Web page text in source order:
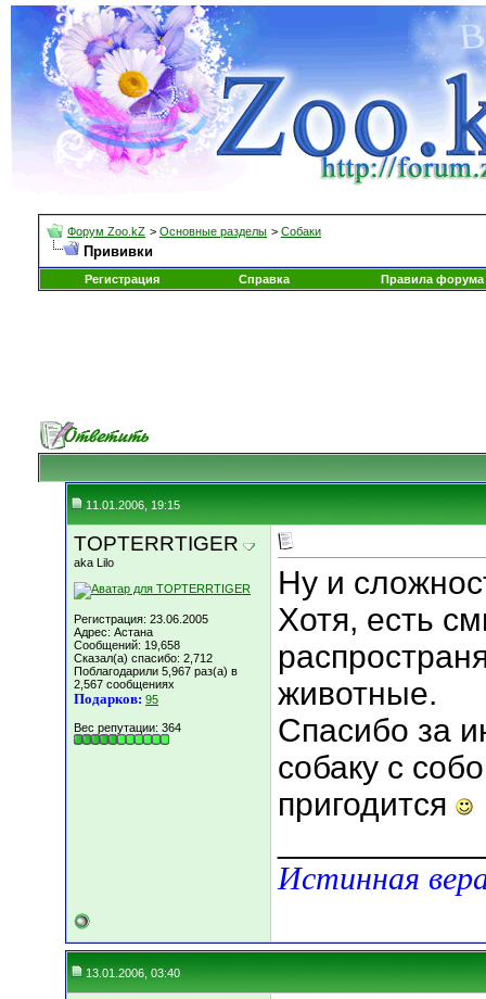
Форум Zoo.kZ > Основные разделы > Собаки
Прививки
Регистрация Справка Правила форума
11.01.2006, 19:15
TOPTERRTIGER
aka Lilo
Регистрация: 23.06.2005
Адрес: Астана
Сообщений: 19,658
Сказал(а) спасибо: 2,712
Поблагодарили 5,967 раз(а) в
2,567 сообщениях
Подарков: 95
Вес репутации: 364
Ну и
Хотя, есть
животные.
Спасибо за
собаку с
пригодится
Истинная
13.01.2006, 03:40